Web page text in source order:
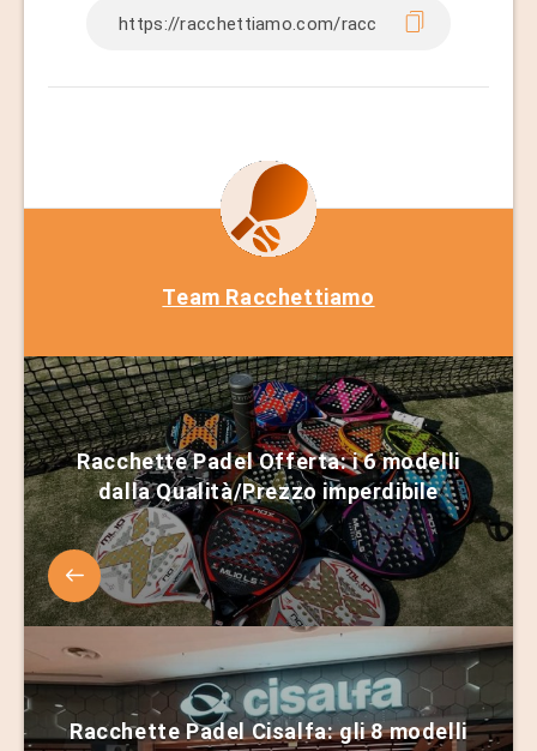
Team Racchettiamo
Racchette Padel Offerta: i 6 modelli
dalla Qualità/Prezzo imperdibile
Racchette Padel Cisalfa: gli 8 modelli